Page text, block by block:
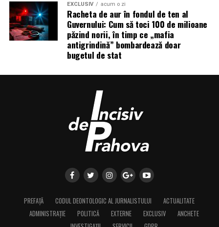
EXCLUSIV acum o zi
Racheta de aur în fondul de ten al
Guvernului: Cum să toci 100 de milioane
păzind norii, în timp ce „mafia
antigrindină” bombardează doar
bugetul de stat
PREFAȚĂ CODUL DEONTOLOGIC AL JURNALISTULUI
ACTUALITATE
ADMINISTRAȚIE
POLITICĂ EXTERNE EXCLUSIV
ANCHETE